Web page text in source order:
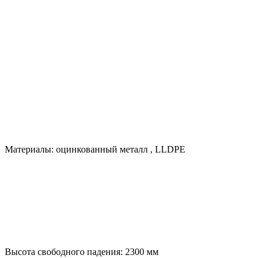
Материалы: оцинкованный металл , LLDPE
Высота свободного падения: 2300 мм